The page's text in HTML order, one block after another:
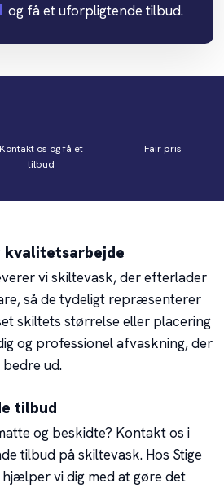
og få et uforpligtende tilbud.
Kontakt os og få et
tilbud
Fair pris
kvalitetsarbejde
vi skiltevask, der efterlader
så de tydeligt repræsenterer
skiltets størrelse eller placering
og professionel afvaskning, der
ud.
tilbud
og beskidte? Kontakt os i
tilbud på skiltevask. Hos Stige
vi dig med at gøre det